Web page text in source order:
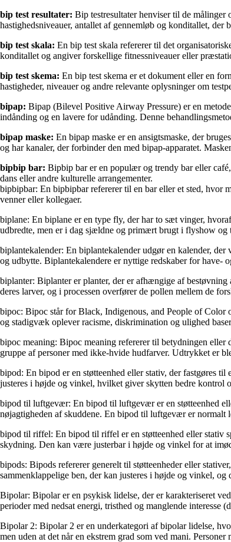
bip test resultater: Bip testresultater henviser til de målinger
hastighedsniveauer, antallet af gennemløb og konditallet, der
bip test skala: En bip test skala refererer til det
konditallet og angiver forskellige fitnessniveauer eller
bip test skema: En bip test skema er et dokument eller en
hastigheder, niveauer og andre relevante oplysninger om
bipap: Bipap (Bilevel Positive Airway Pressure) er en
indånding og en lavere for udånding. Denne
bipap maske: En bipap maske er en ansigtsmaske, der
og har kanaler, der forbinder den med bipap-apparatet.
bipbip bar: Bipbip bar er en populær og trendy bar eller
dans eller andre kulturelle arrangementer.
bipbipbar: En bipbipbar refererer til en bar eller et sted, hvor
venner eller kollegaer.
biplane: En biplane er en type fly, der har to sæt vinger,
udbredte, men er i dag sjældne og primært brugt i flyshow og
biplantekalender: En biplantekalender udgør en kalender,
og udbytte. Biplantekalendere er nyttige redskaber for have-
biplanter: Biplanter er planter, der er afhængige af
deres larver, og i processen overfører de pollen mellem de
bipoc: Bipoc står for Black, Indigenous, and People of Color
og stadigvæk oplever racisme, diskrimination og ulighed
bipoc meaning: Bipoc meaning refererer til betydningen
gruppe af personer med ikke-hvide hudfarver. Udtrykket er
bipod: En bipod er en støtteenhed eller stativ, der fastgøres
justeres i højde og vinkel, hvilket giver skytten bedre kontrol
bipod til luftgevær: En bipod til luftgevær er en støtteenhed
nøjagtigheden af ​​skuddene. En bipod til luftgevær er normalt
bipod til riffel: En bipod til riffel er en støtteenhed eller stativ
skydning. Den kan være justerbar i højde og vinkel for at
bipods: Bipods refererer generelt til støtteenheder eller
sammenklappelige ben, der kan justeres i højde og vinkel,
Bipolar: Bipolar er en psykisk lidelse, der er karakteriseret
perioder med nedsat energi, tristhed og manglende interesse
Bipolar 2: Bipolar 2 er en underkategori af bipolar lidelse,
men uden at det når en ekstrem grad som ved mani.